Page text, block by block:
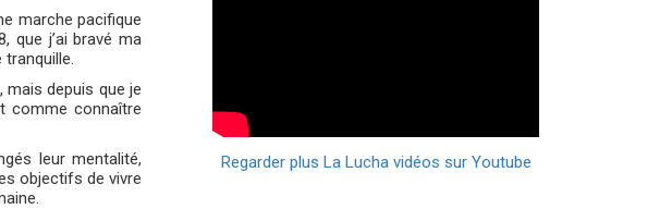
marche pacifique
que j’ai bravé ma
depuis que je
comme connaître
leur mentalité,
objectifs de vivre
Regarder plus La Lucha vidéos sur Youtube